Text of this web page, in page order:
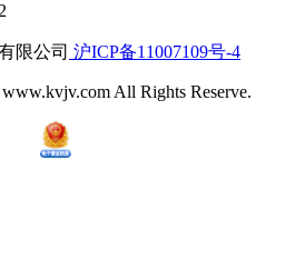
限公司 沪ICP备11007109号-4
All Rights Reserve.